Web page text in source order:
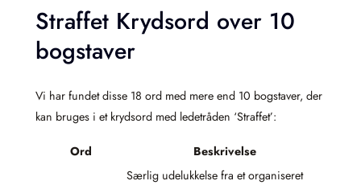
Straffet Krydsord over 10
bogstaver
Vi har fundet disse 18 ord med mere end 10 bogstaver, der
kan bruges i et krydsord med ledetråden ‘Straffet’:
Ord Beskrivelse
Særlig udelukkelse fra et organiseret